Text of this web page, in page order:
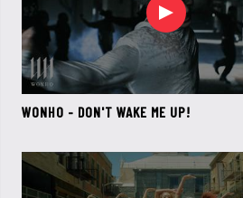
WONHO - DON'T WAKE ME UP!